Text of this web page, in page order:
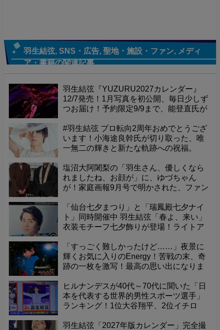
羽生結弦, SNS・広告, 聖地・施設・ファン, メディ
ア・書籍の関連記事
羽生結弦『YUZURU2027カレンダー』
12/7発売！1月写真を初公開、毎日少しず
つお届け！予約限定9/9まで、能登直氏が
#羽生結弦 プロ転向2周年おめでとうござ
います！小海途良幹氏が切り取った、唯
一無二の輝きと新たな軌跡への祝福。
塩沼大阿闍梨の「羽生さん、優しくなら
れましたね、お顔が」に、ゆづちゃん
が！家庭画報9月号で明かされた、ファン
「仙台七夕まつり」と「瑞鳳殿七夕ナイ
ト」同時開催中 羽生結弦「春よ、来い」
衣装モチーフ七夕飾りが登場！ライトア
「すっごく難しかったけど……」夜景に
輝くお気に入りのEnergy！苦戦の末、奇
跡の一枚を激写！最高の思い出になりま
ヒルナンデスが40代～70代に聞いた「日
本を代表する世界的男性スポーツ選手」
ランキング！1位大谷翔平、2位イチロ
羽生結弦「2027年版カレンダー」完全撮